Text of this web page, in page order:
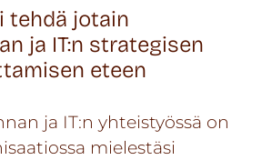
tehdä jotain
ja IT:n strategisen
eteen
ja IT:n yhteistyössä on
mielestäsi